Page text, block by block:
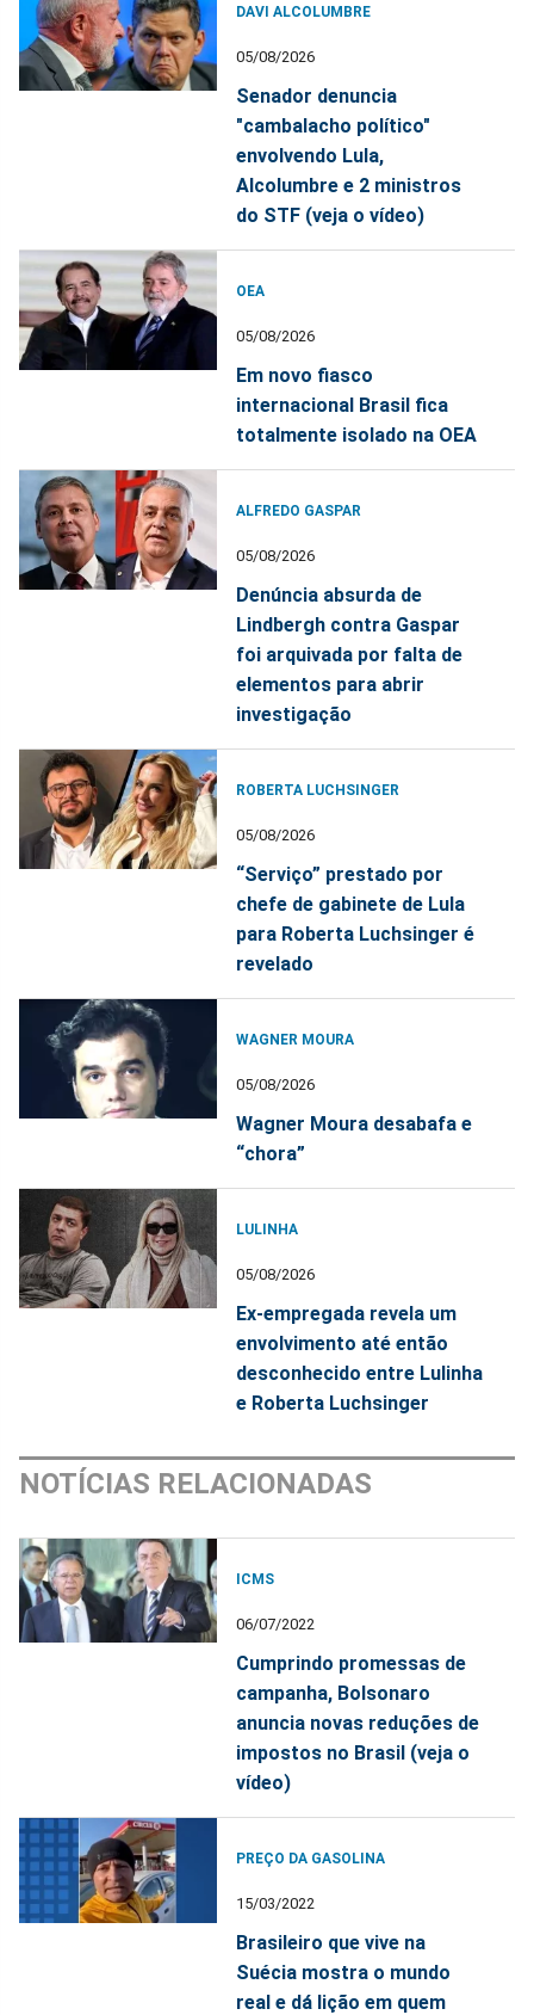
DAVI ALCOLUMBRE
05/08/2026
Senador denuncia
"cambalacho político"
envolvendo Lula,
Alcolumbre e 2 ministros
do STF (veja o vídeo)
OEA
05/08/2026
Em novo fiasco
internacional Brasil fica
totalmente isolado na OEA
ALFREDO GASPAR
05/08/2026
Denúncia absurda de
Lindbergh contra Gaspar
foi arquivada por falta de
elementos para abrir
investigação
ROBERTA LUCHSINGER
05/08/2026
“Serviço” prestado por
chefe de gabinete de Lula
para Roberta Luchsinger é
revelado
WAGNER MOURA
05/08/2026
Wagner Moura desabafa e
“chora”
LULINHA
05/08/2026
Ex-empregada revela um
envolvimento até então
desconhecido entre Lulinha
e Roberta Luchsinger
NOTÍCIAS RELACIONADAS
ICMS
06/07/2022
Cumprindo promessas de
campanha, Bolsonaro
anuncia novas reduções de
impostos no Brasil (veja o
vídeo)
PREÇO DA GASOLINA
15/03/2022
Brasileiro que vive na
Suécia mostra o mundo
real e dá lição em quem